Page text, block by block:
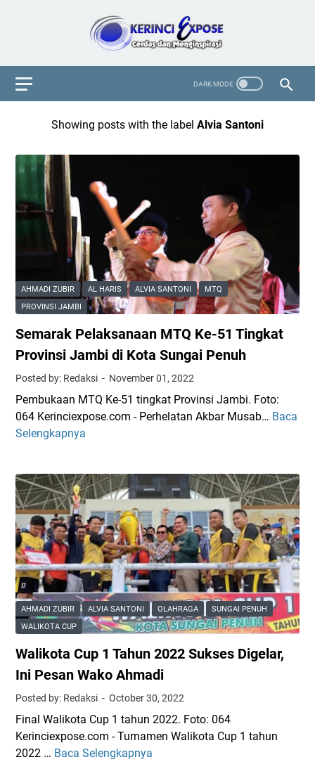
Showing posts with the label Alvia Santoni
AHMADI ZUBIR AL HARIS ALVIA SANTONI
MTQ
PROVINSI JAMBI
Semarak Pelaksanaan MTQ Ke-51 Tingkat
Provinsi Jambi di Kota Sungai Penuh
Posted by: Redaksi November 01, 2022
Pembukaan MTQ Ke-51 tingkat Provinsi Jambi. Foto:
064 Kerinciexpose.com - Perhelatan Akbar Musab… Baca
Selengkapnya
S
r
a
k
P
e
l
a
k
s
a
n
a
n
M
T
Q
AHMADI ZUBIR ALVIA SANTONI OLAHRAGA
SUNGAI PENUH
WALIKOTA CUP
Walikota Cup 1 Tahun 2022 Sukses Digelar,
Ini Pesan Wako Ahmadi
Posted by: Redaksi October 30, 2022
Final Walikota Cup 1 tahun 2022. Foto: 064
Kerinciexpose.com - Turnamen Walikota Cup 1 tahun
2022 … Baca Selengkapnya